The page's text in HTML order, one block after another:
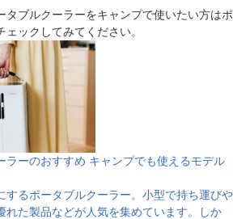
タブルクーラーをキャンプで使いたい方はポ
ックしてみてください。
ラーのおすすめ キャンプでも使えるモデル
するポータブルクーラー。小型で持ち運びや
れた製品などが人気を集めています。しか